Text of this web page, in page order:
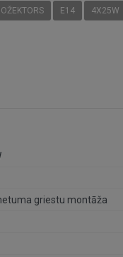
E14 4X25W
griestu montāža